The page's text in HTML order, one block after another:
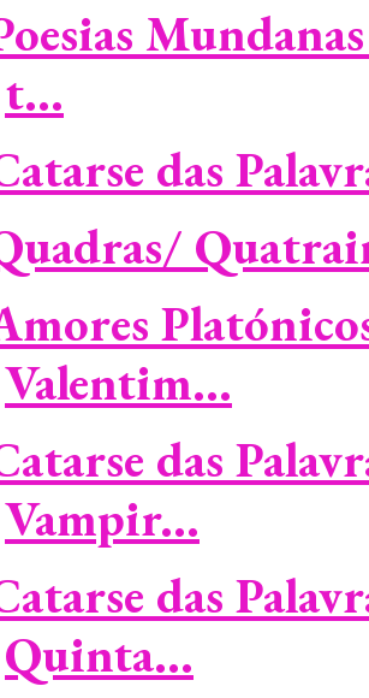
t...
das
Valentim...
das
Vampir...
das
Quinta...